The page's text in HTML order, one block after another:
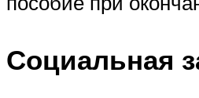
Социальная